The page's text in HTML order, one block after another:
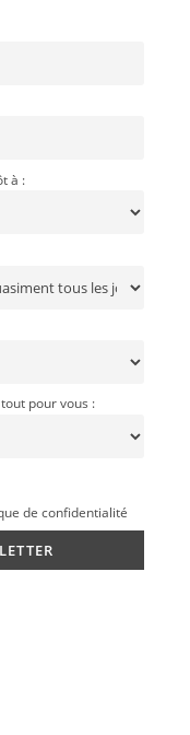
à :
pour vous :
de confidentialité